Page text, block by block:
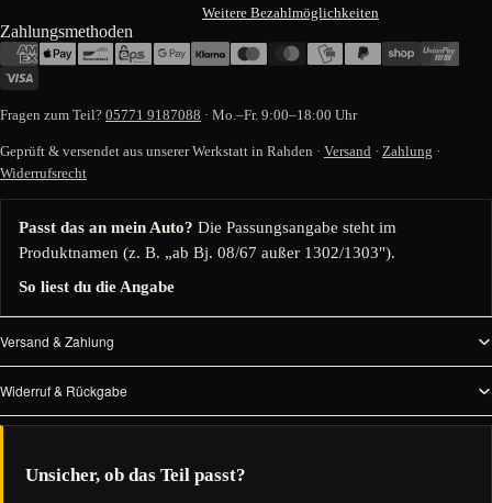
Weitere Bezahlmöglichkeiten
Zahlungsmethoden
Fragen zum Teil? 05771 9187088 · Mo.–Fr. 9:00–18:00 Uhr
Geprüft & versendet aus unserer Werkstatt in Rahden · Versand · Zahlung ·
Widerrufsrecht
Passt das an mein Auto? Die Passungsangabe steht im
Produktnamen (z. B. „ab Bj. 08/67 außer 1302/1303").
So liest du die Angabe
Versand & Zahlung
Widerruf & Rückgabe
Unsicher, ob das Teil passt?